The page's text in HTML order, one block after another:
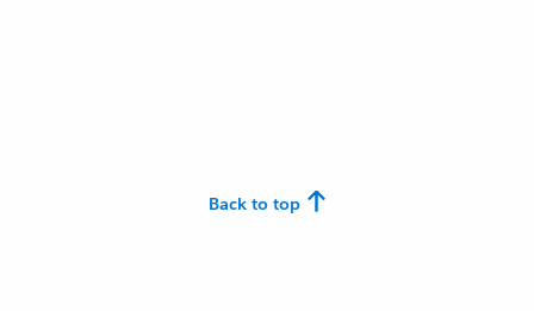
Back to top